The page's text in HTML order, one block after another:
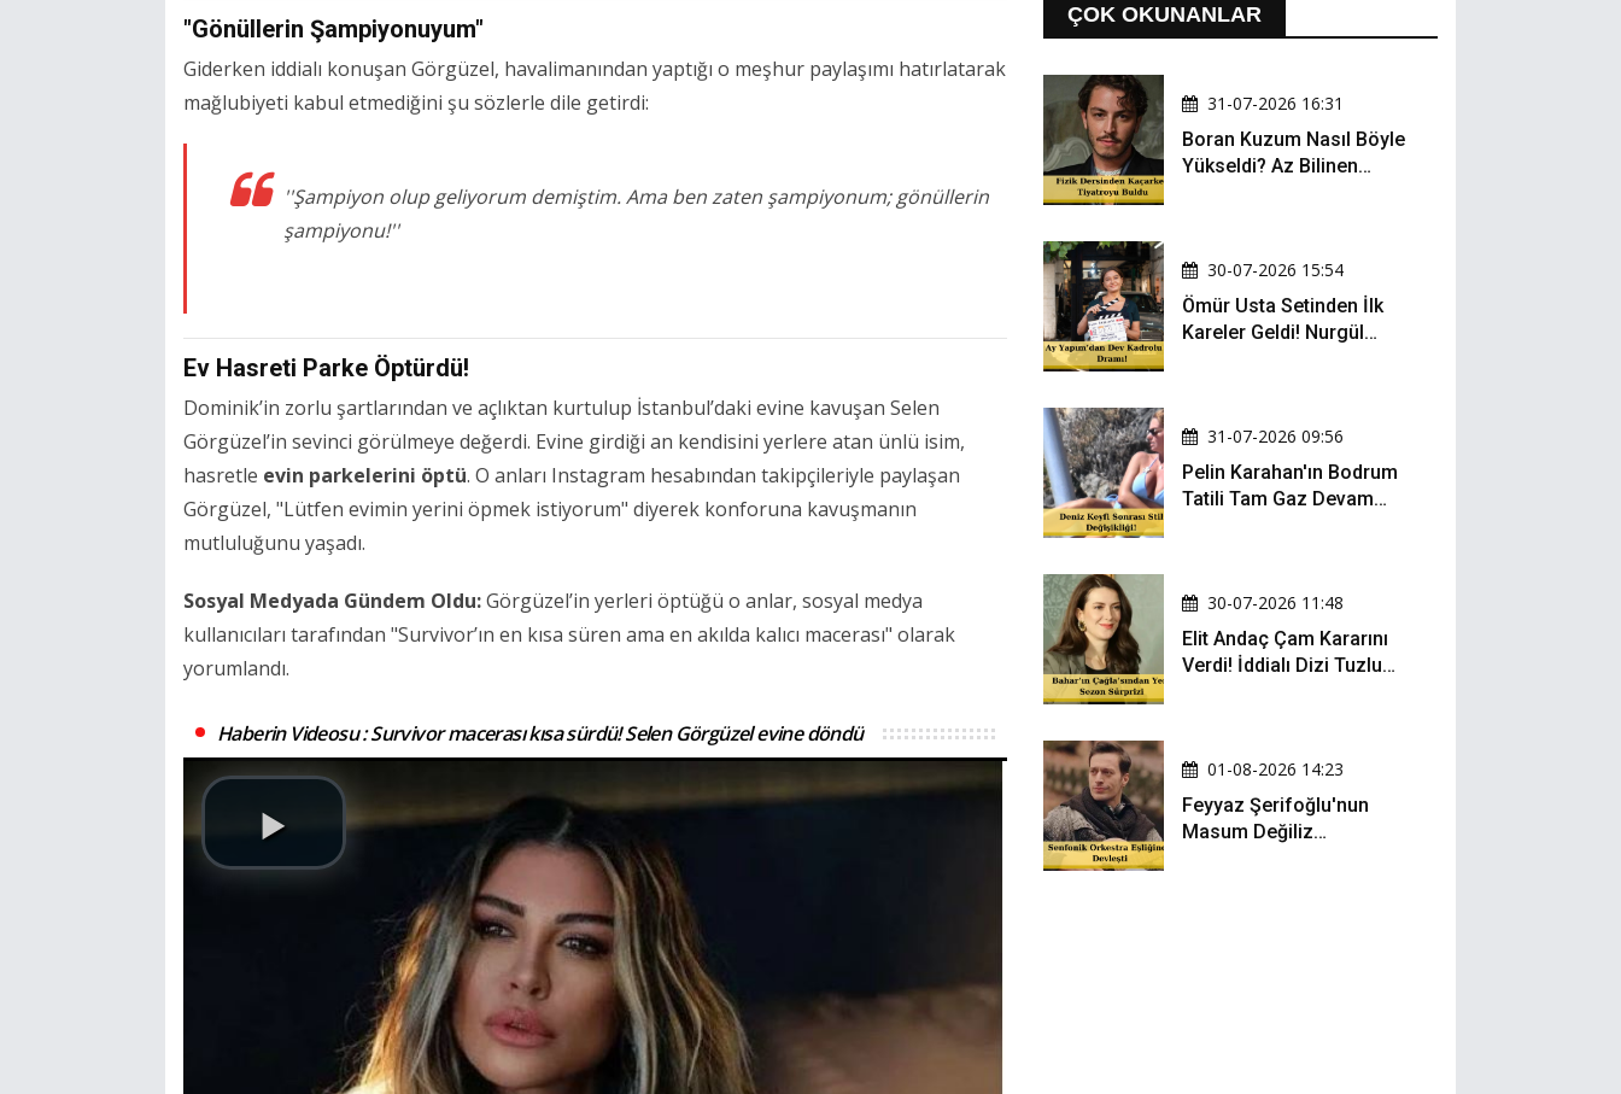
"Gönüllerin Şampiyonuyum"
Giderken iddialı konuşan Görgüzel, havalimanından yaptığı o meşhur paylaşımı hatırlatarak
mağlubiyeti kabul etmediğini şu sözlerle dile getirdi:
''Şampiyon olup geliyorum demiştim. Ama ben zaten şampiyonum; gönüllerin
şampiyonu!''
Ev Hasreti Parke Öptürdü!
Dominik’in zorlu şartlarından ve açlıktan kurtulup İstanbul’daki evine kavuşan Selen
Görgüzel’in sevinci görülmeye değerdi. Evine girdiği an kendisini yerlere atan ünlü isim,
hasretle evin parkelerini öptü. O anları Instagram hesabından takipçileriyle paylaşan
Görgüzel, "Lütfen evimin yerini öpmek istiyorum" diyerek konforuna kavuşmanın
mutluluğunu yaşadı.
Sosyal Medyada Gündem Oldu:Görgüzel’in yerleri öptüğü o anlar, sosyal medya
kullanıcıları tarafından "Survivor’ın en kısa süren ama en akılda kalıcı macerası" olarak
yorumlandı.
Haberin Videosu : Survivor macerası kısa sürdü! Selen Görgüzel evine döndü
ÇOK OKUNANLAR
31-07-2026 16:31
Boran Kuzum Nasıl Böyle
Yükseldi? Az Bilinen
30-07-2026 15:54
Ömür Usta Setinden İlk
Kareler Geldi! Nurgül
31-07-2026 09:56
Pelin Karahan'ın Bodrum
Tatili Tam Gaz Devam
30-07-2026 11:48
Elit Andaç Çam Kararını
Verdi! İddialı Dizi Tuzlu
01-08-2026 14:23
Feyyaz Şerifoğlu'nun
Masum Değiliz